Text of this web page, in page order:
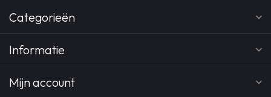
Categorieën
Informatie
Mijn account